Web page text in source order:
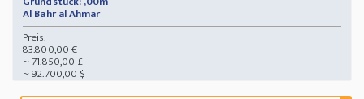
Al Bahr al Ahmar
Preis:
83.800,00 €
~ 71.850,00 £
~ 92.700,00 $